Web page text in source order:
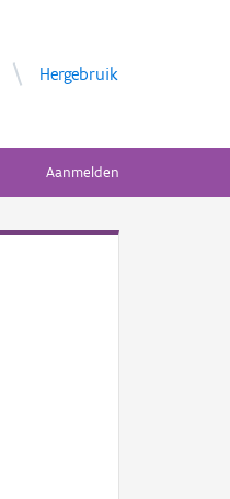
Hergebruik
Aanmelden